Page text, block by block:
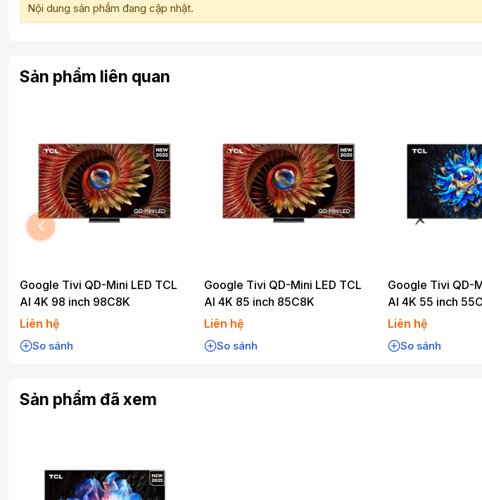
Nội dung sản phẩm đang cập nhật.
Sản phẩm liên quan
Google Tivi QD-Mini LED TCL
AI 4K 98 inch 98C8K
Liên hệ
So sánh
Google Tivi QD-Mini LED TCL
AI 4K 85 inch 85C8K
Liên hệ
So sánh
Google Tivi QD-
AI 4K 55 inch
Liên hệ
So sánh
Sản phẩm đã xem